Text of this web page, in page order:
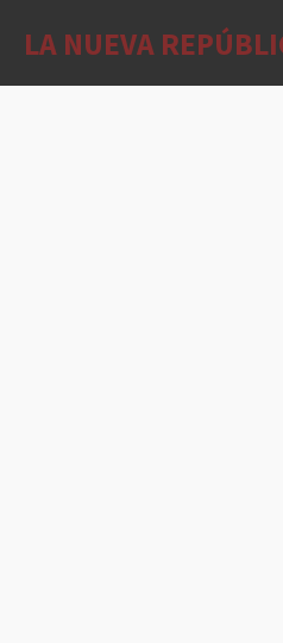
LA NUEVA